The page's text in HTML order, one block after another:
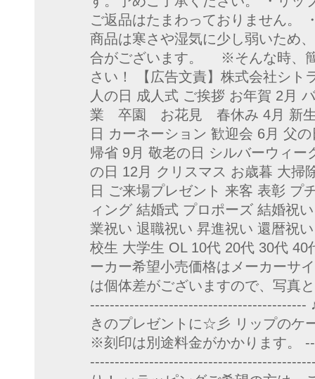
ご返品はたまわっておりません。
商品は寒さや湿気に少し弱いため
合がございます。 ※そんな時、
さい！ 【広告文責】株式会社シト
人の日 成人式 ご挨拶 お年賀 2月
業 卒園 お花見 春休み 4月 新生
日 カーネーション 歓迎会 6月 父
帰省 9月 敬老の日 シルバーウィ
の日 12月 クリスマス お歳暮 大掃
日 ご来場プレゼント 来客 表彰 プ
ィング 結婚式 プロポーズ 結婚祝
業祝い 退職祝い 昇進祝い 還暦祝
校生 大学生 OL 10代 20代 30代
ーカー希望小売価格はメーカーサ
は個体差がございますので、写真
--------------------------------------------
きのプレゼントに☆彡 リップのケ
※刻印は別途料金がかかります。